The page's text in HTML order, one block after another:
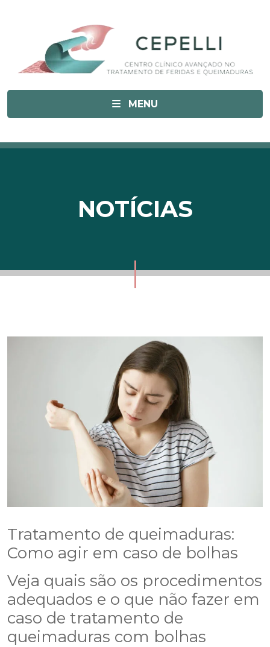
MENU
NOTÍCIAS
Tratamento de queimaduras:
Como agir em caso de bolhas
Veja quais são os procedimentos
adequados e o que não fazer em
caso de tratamento de
queimaduras com bolhas